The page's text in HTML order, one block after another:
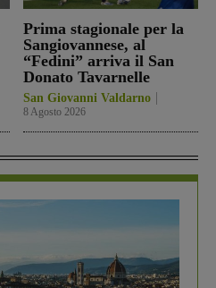
Prima stagionale per la
Sangiovannese, al
“Fedini” arriva il San
Donato Tavarnelle
San Giovanni Valdarno
8 Agosto 2026